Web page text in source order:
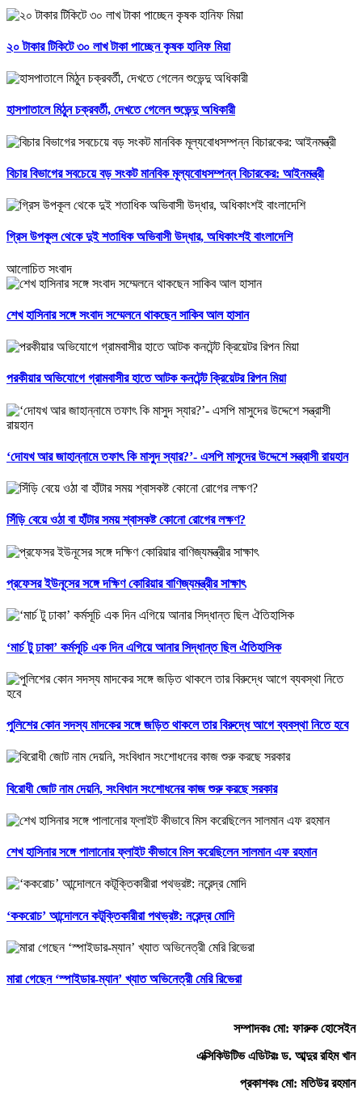
২০ টাকার টিকিটে ৩০ লাখ টাকা পাচ্ছেন কৃষক হানিফ মিয়া
হাসপাতালে মিঠুন চক্রবর্তী, দেখতে গেলেন শুভেন্দু অধিকারী
বিচার বিভাগের সবচেয়ে বড় সংকট মানবিক মূল্যবোধসম্পন্ন বিচারকের: আইনমন্ত্রী
গ্রিস উপকূল থেকে দুই শতাধিক অভিবাসী উদ্ধার, অধিকাংশই বাংলাদেশি
আলোচিত সংবাদ
শেখ হাসিনার সঙ্গে সংবাদ সম্মেলনে থাকছেন সাকিব আল হাসান
পরকীয়ার অভিযোগে গ্রামবাসীর হাতে আটক কনটেন্ট ক্রিয়েটর রিপন মিয়া
‘দোযখ আর জাহান্নামে তফাৎ কি মাসুদ স্যার?’- এসপি মাসুদের উদ্দেশে সন্ত্রাসী রায়হান
সিঁড়ি বেয়ে ওঠা বা হাঁটার সময় শ্বাসকষ্ট কোনো রোগের লক্ষণ?
প্রফেসর ইউনূসের সঙ্গে দক্ষিণ কোরিয়ার বাণিজ্যমন্ত্রীর সাক্ষাৎ
‘মার্চ টু ঢাকা’ কর্মসূচি এক দিন এগিয়ে আনার সিদ্ধান্ত ছিল ঐতিহাসিক
পুলিশের কোন সদস্য মাদকের সঙ্গে জড়িত থাকলে তার বিরুদ্ধে আগে ব্যবস্থা নিতে হবে
বিরোধী জোট নাম দেয়নি, সংবিধান সংশোধনের কাজ শুরু করছে সরকার
শেখ হাসিনার সঙ্গে পালানোর ফ্লাইট কীভাবে মিস করেছিলেন সালমান এফ রহমান
‘ককরোচ’ আন্দোলনে কটূক্তিকারীরা পথভ্রষ্ট: নরেন্দ্র মোদি
মারা গেছেন ‘স্পাইডার-ম্যান’ খ্যাত অভিনেত্রী মেরি রিভেরা
সম্পাদকঃ মো: ফারুক হোসেইন
এক্সিকিউটিভ এডিটরঃ ড. আব্দুর রহিম খান
প্রকাশকঃ মো: মতিউর রহমান